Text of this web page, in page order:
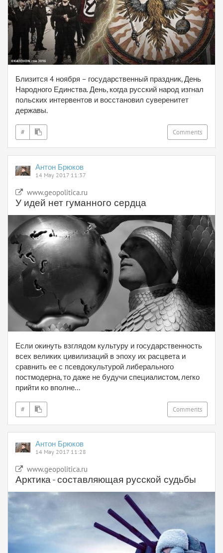
Близится 4 ноября – государственный праздник, День
Народного Единства. День, когда русский народ изгнал
польских интервентов и восстановил суверенитет
державы.
# Comments
Антон Брюков
14 May 2017 11:37
www.geopolitica.ru
У идей нет гуманного сердца
Если окинуть взглядом культуру и государственность
всех великих цивилизаций в эпоху их расцвета и
сравнить ее с псевдокультурой либерального
постмодерна, то даже не будучи специалистом, легко
прийти ко вполне...
# Comments
Антон Брюков
14 May 2017 11:28
www.geopolitica.ru
Арктика - составляющая русской судьбы